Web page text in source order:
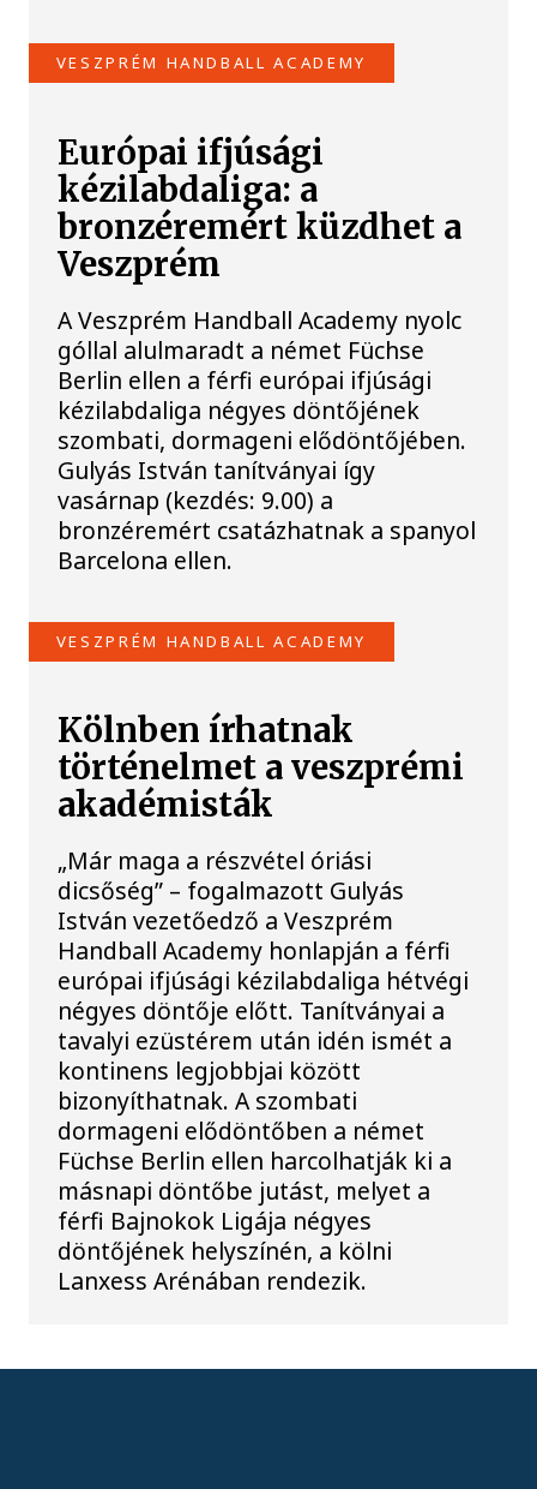
VESZPRÉM HANDBALL ACADEMY
Európai ifjúsági
kézilabdaliga: a
bronzéremért küzdhet a
Veszprém
A Veszprém Handball Academy nyolc
góllal alulmaradt a német Füchse
Berlin ellen a férfi európai ifjúsági
kézilabdaliga négyes döntőjének
szombati, dormageni elődöntőjében.
Gulyás István tanítványai így
vasárnap (kezdés: 9.00) a
bronzéremért csatázhatnak a spanyol
Barcelona ellen.
VESZPRÉM HANDBALL ACADEMY
Kölnben írhatnak
történelmet a veszprémi
akadémisták
„Már maga a részvétel óriási
dicsőség” – fogalmazott Gulyás
István vezetőedző a Veszprém
Handball Academy honlapján a férfi
európai ifjúsági kézilabdaliga hétvégi
négyes döntője előtt. Tanítványai a
tavalyi ezüstérem után idén ismét a
kontinens legjobbjai között
bizonyíthatnak. A szombati
dormageni elődöntőben a német
Füchse Berlin ellen harcolhatják ki a
másnapi döntőbe jutást, melyet a
férfi Bajnokok Ligája négyes
döntőjének helyszínén, a kölni
Lanxess Arénában rendezik.